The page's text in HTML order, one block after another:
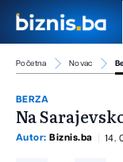
Početna Novac
BERZA
Na
Autor: Biznis.ba 14.